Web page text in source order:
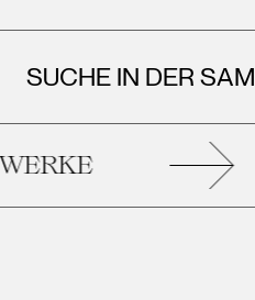
SUCHE IN DER